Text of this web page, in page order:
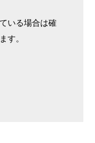
いる場合は確
す。